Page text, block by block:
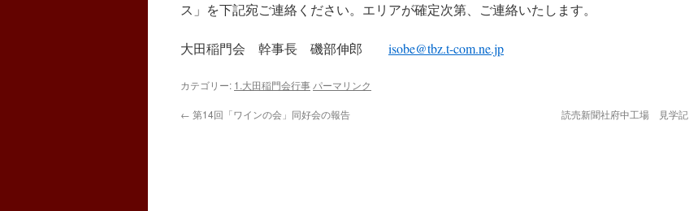
ス」を下記宛ご連絡ください。エリアが確定次第、ご連絡いたします。
大田稲門会 幹事長 磯部伸郎 isobe@tbz.t-com.ne.jp
カテゴリー: 1.大田稲門会行事 パーマリンク
← 第14回「ワインの会」同好会の報告 読売新聞社府中工場 見学記